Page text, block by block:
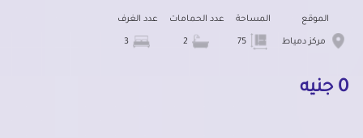
الموقع
مركز دمياط
المساحة عدد الحمامات عدد الغرف
0 جنيه